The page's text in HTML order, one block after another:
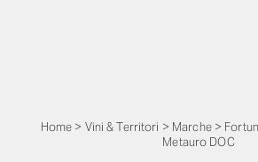
Home > Vini & Territori > Marche>
Metauro DOC